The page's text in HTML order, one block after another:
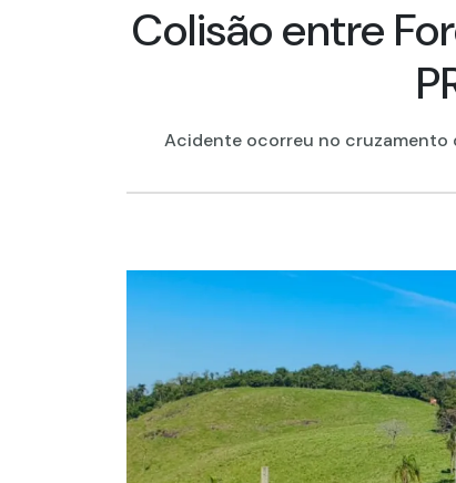
Colisão entre
Acidente ocorreu no cruzamento